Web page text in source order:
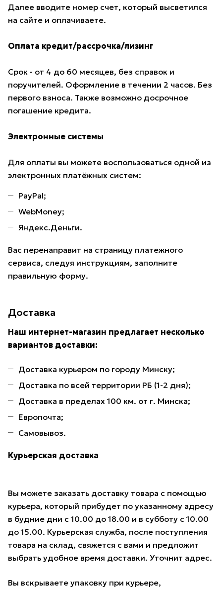
Далее вводите номер счет, который высветился
на сайте и оплачиваете.
Оплата кредит/рассрочка/лизинг
Срок - от 4 до 60 месяцев, без справок и
поручителей. Оформление в течении 2 часов. Без
первого взноса. Также возможно досрочное
погашение кредита.
Электронные системы
Для оплаты вы можете воспользоваться одной из
электронных платёжных систем:
PayPal;
WebMoney;
Яндекс.Деньги.
Вас перенаправит на страницу платежного
сервиса, следуя инструкциям, заполните
правильную форму.
Доставка
Наш интернет-магазин предлагает несколько
вариантов доставки:
Доставка курьером по городу Минску;
Доставка по всей территории РБ (1-2 дня);
Доставка в пределах 100 км. от г. Минска;
Европочта;
Самовывоз.
Курьерская доставка
Вы можете заказать доставку товара с помощью
курьера, который прибудет по указанному адресу
в будние дни с 10.00 до 18.00 и в субботу с 10.00
до 15.00. Курьерская служба, после поступления
товара на склад, свяжется с вами и предложит
выбрать удобное время доставки. Уточнит адрес.
Вы вскрываете упаковку при курьере,